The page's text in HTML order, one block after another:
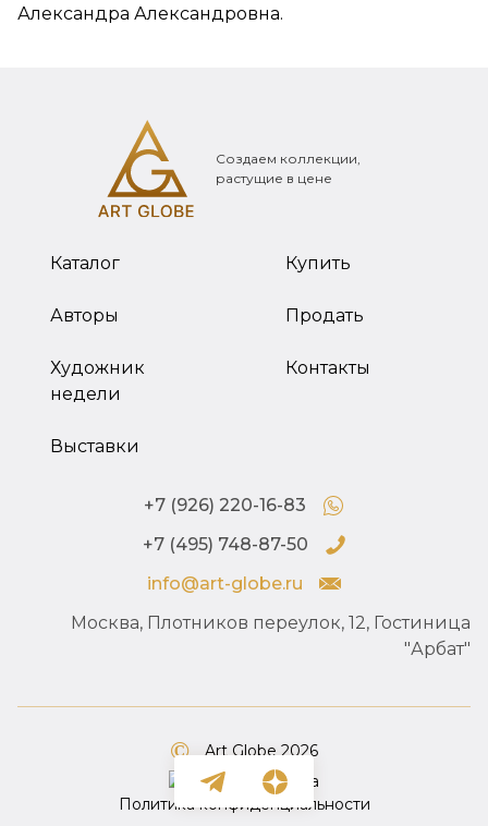
Александра Александровна.
Создаем коллекции,
растущие в цене
Каталог
Авторы
Художник
недели
Выставки
Купить
Продать
Контакты
+7 (926) 220-16-83
+7 (495) 748-87-50
info@art-globe.ru
Москва, Плотников переулок, 12, Гостиница
"Арбат"
Art Globe 2026
Политика конфиденциальности